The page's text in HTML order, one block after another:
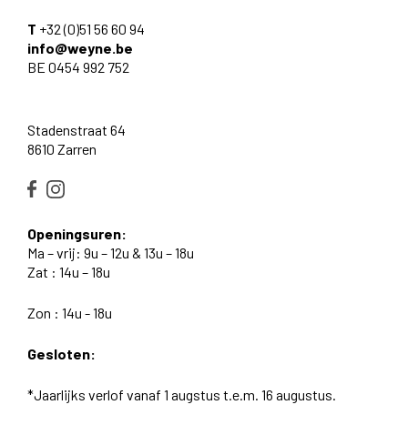
T +32 (0)51 56 60 94
info@weyne.be
BE 0454 992 752
Stadenstraat 64
8610 Zarren
Openingsuren:
Ma – vrij: 9u – 12u & 13u – 18u
Zat : 14u – 18u
Zon : 14u - 18u
Gesloten:
*Jaarlijks verlof vanaf 1 augstus t.e.m. 16 augustus.